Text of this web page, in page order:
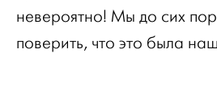
невероятно! Мы до сих
поверить, что это была